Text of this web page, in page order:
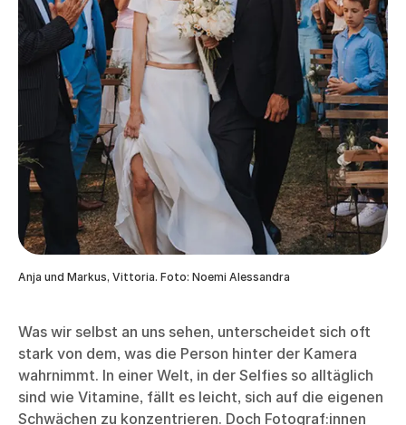
Anja und Markus, Vittoria. Foto: Noemi Alessandra
Was wir selbst an uns sehen, unterscheidet sich oft
stark von dem, was die Person hinter der Kamera
wahrnimmt. In einer Welt, in der Selfies so alltäglich
sind wie Vitamine, fällt es leicht, sich auf die eigenen
Schwächen zu konzentrieren. Doch Fotograf:innen